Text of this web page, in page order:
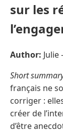
sur les
Author:
Short
français ne
corriger :
créer de
d’être